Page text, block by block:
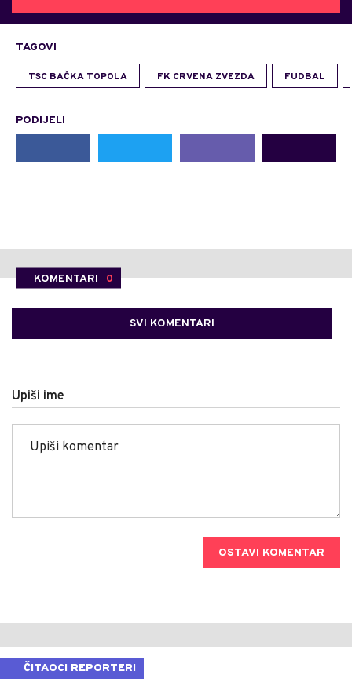
TAGOVI
TSC BAČKA TOPOLA FK CRVENA ZVEZDA FUDBAL
PODIJELI
KOMENTARI 0
SVI KOMENTARI
Upiši ime
OSTAVI KOMENTAR
ČITAOCI REPORTERI